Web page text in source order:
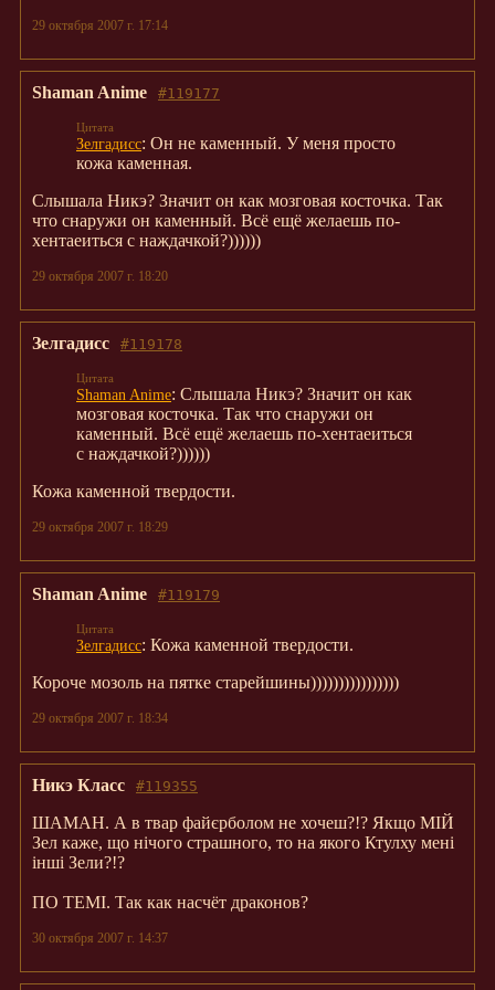
29 октября 2007 г. 17:14
#119177
Shaman Anime
Зелгадисс: Он не каменный. У меня просто
кожа каменная.
Cлышала Никэ? Значит он как мозговая косточка. Так
что снаружи он каменный. Всё ещё желаешь по-
хентаеиться с наждачкой?))))))
29 октября 2007 г. 18:20
#119178
Зелгадисс
Shaman Anime: Cлышала Никэ? Значит он как
мозговая косточка. Так что снаружи он
каменный. Всё ещё желаешь по-хентаеиться
с наждачкой?))))))
Кожа каменной твердости.
29 октября 2007 г. 18:29
#119179
Shaman Anime
Зелгадисс: Кожа каменной твердости.
Короче мозоль на пятке старейшины))))))))))))))))
29 октября 2007 г. 18:34
#119355
Никэ Класс
ШАМАН. А в твар файєрболом не хочеш?!? Якщо МІЙ
Зел каже, що нічого страшного, то на якого Ктулху мені
інші Зели?!?
ПО ТЕМІ. Так как насчёт драконов?
30 октября 2007 г. 14:37